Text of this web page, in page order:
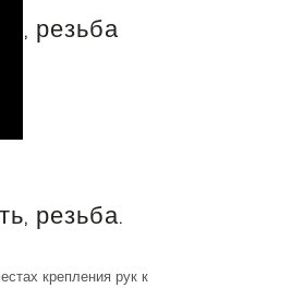
резьба
резьба.
крепления рук к